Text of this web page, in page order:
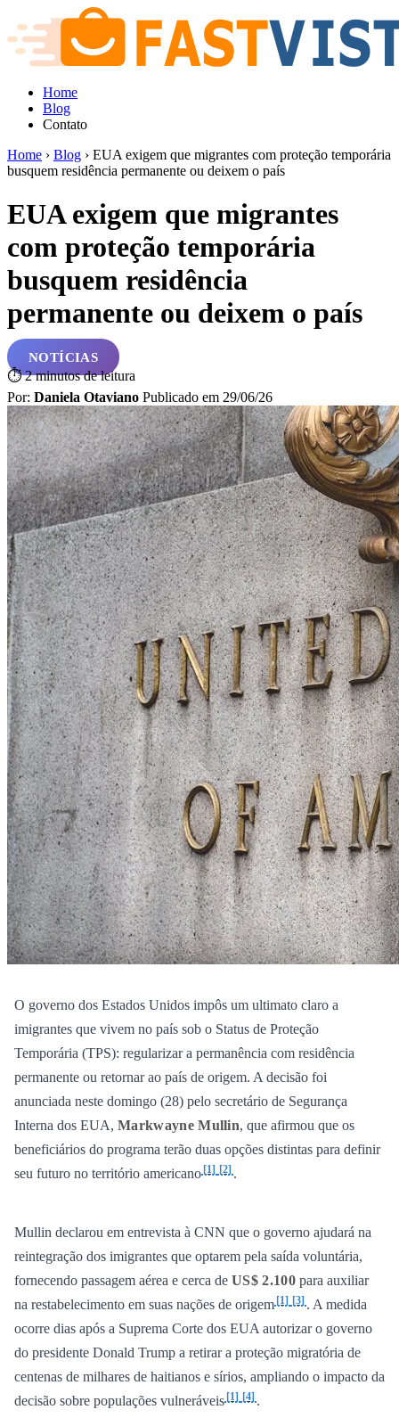
Home
Blog
Contato
Home › Blog › EUA exigem que migrantes com proteção temporária
busquem residência permanente ou deixem o país
EUA exigem que migrantes
com proteção temporária
busquem residência
permanente ou deixem o país
NOTÍCIAS
⏱ 2 minutos de leitura
Por: Daniela Otaviano Publicado em 29/06/26
O governo dos Estados Unidos impôs um ultimato claro a
imigrantes que vivem no país sob o Status de Proteção
Temporária (TPS): regularizar a permanência com residência
permanente ou retornar ao país de origem. A decisão foi
anunciada neste domingo (28) pelo secretário de Segurança
Interna dos EUA, Markwayne Mullin, que afirmou que os
beneficiários do programa terão duas opções distintas para definir
seu futuro no território americano [1] [2] .
Mullin declarou em entrevista à CNN que o governo ajudará na
reintegração dos imigrantes que optarem pela saída voluntária,
fornecendo passagem aérea e cerca de US$ 2.100para auxiliar
na restabelecimento em suas nações de origem [1] [3] . A medida
ocorre dias após a Suprema Corte dos EUA autorizar o governo
do presidente Donald Trump a retirar a proteção migratória de
centenas de milhares de haitianos e sírios, ampliando o impacto da
decisão sobre populações vulneráveis [1] [4] .